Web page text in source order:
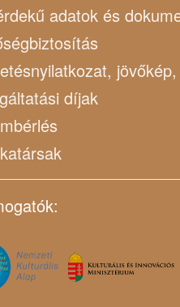
adatok és
díjak